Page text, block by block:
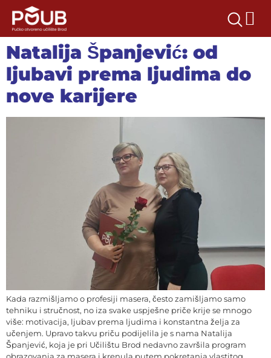
Natalija Španjević: od
ljubavi prema ljudima do
nove karijere
Kada razmišljamo o profesiji masera, često zamišljamo samo
tehniku i stručnost, no iza svake uspješne priče krije se mnogo
više: motivacija, ljubav prema ljudima i konstantna želja za
učenjem. Upravo takvu priču podijelila je s nama Natalija
Španjević, koja je pri Učilištu Brod nedavno završila program
obrazovanja za masera i krenula putem pokretanja vlastitog